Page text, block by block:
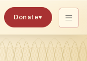
Donate♥